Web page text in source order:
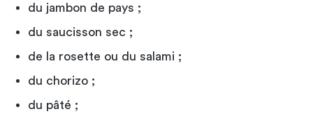
du jambon de pays ;
du saucisson sec ;
de la rosette ou du salami ;
du chorizo ;
du pâté ;